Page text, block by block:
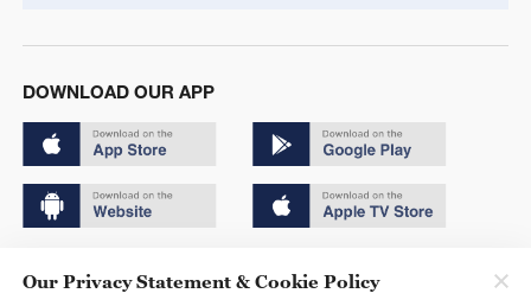
DOWNLOAD OUR APP
Our Privacy Statement & Cookie Policy